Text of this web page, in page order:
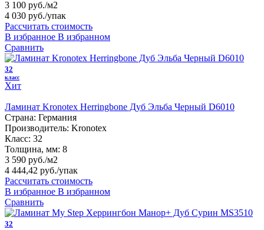
3 100 руб./м2
4 030 руб./упак
Рассчитать стоимость
В избранное В избранном
Сравнить
32
класс
Хит
Ламинат Kronotex Herringbone Дуб Эльба Черный D6010
Страна: Германия
Производитель: Kronotex
Класс: 32
Толщина, мм: 8
3 590 руб./м2
4 444,42 руб./упак
Рассчитать стоимость
В избранное В избранном
Сравнить
32